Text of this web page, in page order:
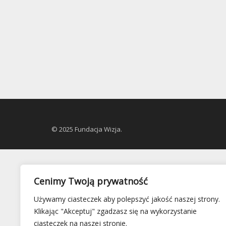
Cenimy Twoją prywatność
Używamy ciasteczek aby polepszyć jakość naszej strony.
Klikając "Akceptuj" zgadzasz się na wykorzystanie
ciasteczek na naszej stronie.
© 2025 Fundacja Wizja.